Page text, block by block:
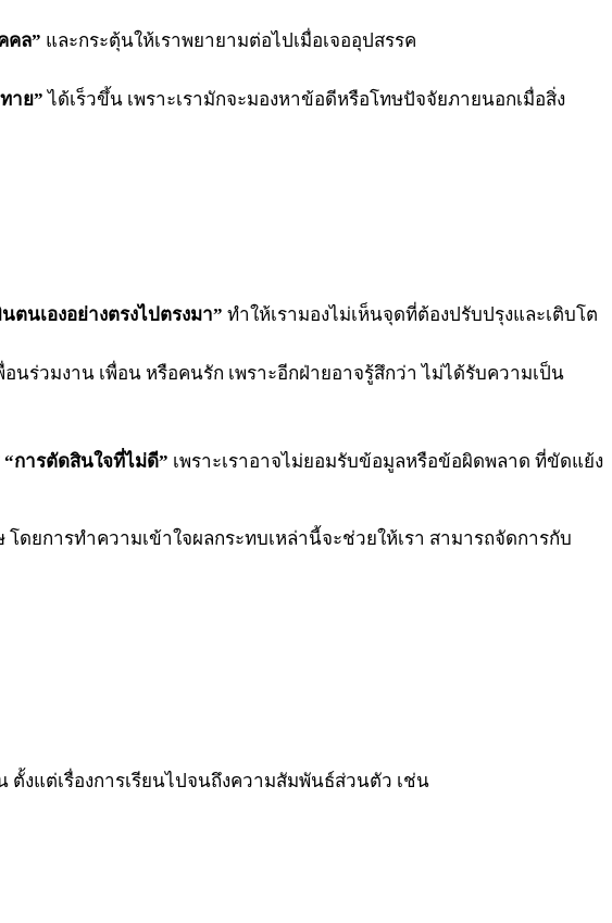
คล” และกระตุ้นให้เราพยายามต่อไปเมื่อเจออุปสรรค
าย” ได้เร็วขึ้น เพราะเรามักจะมองหาข้อดีหรือโทษปัจจัยภายนอกเมื่อสิ่ง
ตนเองอย่างตรงไปตรงมา” ทำให้เรามองไม่เห็นจุดที่ต้องปรับปรุงและเติบโต
อนร่วมงาน เพื่อน หรือคนรัก เพราะอีกฝ่ายอาจรู้สึกว่า ไม่ได้รับความเป็น
“การตัดสินใจที่ไม่ดี” เพราะเราอาจไม่ยอมรับข้อมูลหรือข้อผิดพลาด ที่ขัดแย้ง
ดยการทำความเข้าใจผลกระทบเหล่านี้จะช่วยให้เรา สามารถจัดการกับ
งแต่เรื่องการเรียนไปจนถึงความสัมพันธ์ส่วนตัว เช่น